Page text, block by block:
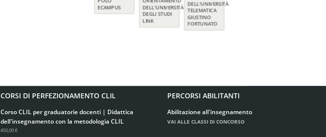
CORSI DI PERFEZIONAMENTO CLIL
Corso CLIL per graduatorie docenti | Didattica
dell'insegnamento con la metodologia CLIL
450,00 €
PERCORSI ABILITANTI
Abilitazione all'insegnamento
VAI ALLE CLASSI DI CONCORSO